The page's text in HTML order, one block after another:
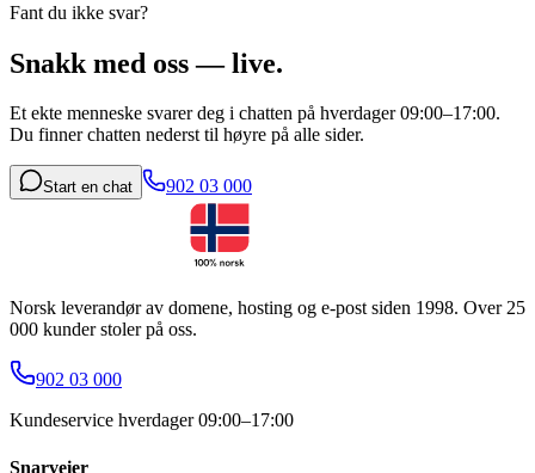
Fant du ikke svar?
Snakk med oss — live.
Et ekte menneske svarer deg i chatten på hverdager 09:00–17:00.
Du finner chatten nederst til høyre på alle sider.
Start en chat 902 03 000
Norsk leverandør av domene, hosting og e-post siden 1998. Over 25
000 kunder stoler på oss.
902 03 000
Kundeservice hverdager 09:00–17:00
Snarveier